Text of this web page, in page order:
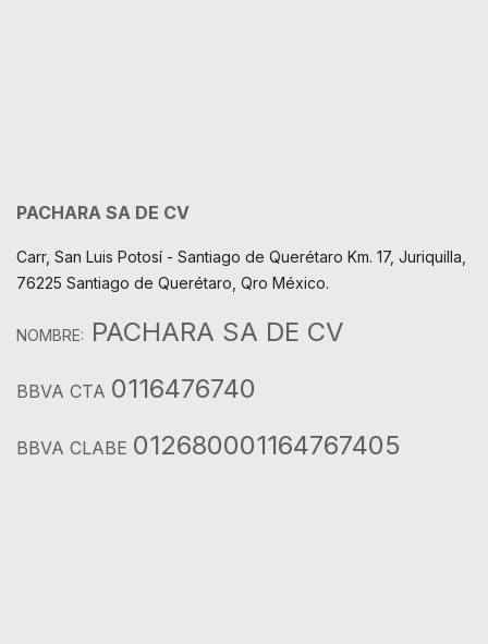
PACHARA SA DE CV
Carr, San Luis Potosí - Santiago de Querétaro Km. 17, Juriquilla,
76225 Santiago de Querétaro, Qro México.
NOMBRE: PACHARA SA DE CV
BBVA CTA 0116476740
BBVA CLABE 012680001164767405